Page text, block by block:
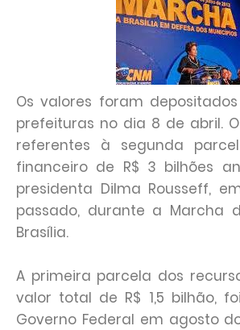
Os valores foram
prefeituras no dia 8 de abril.
referentes à segunda
financeiro de R$ 3 bilhões
presidenta Dilma Rousseff,
passado, durante a Marcha
Brasília.
A primeira parcela dos
valor total de R$ 1,5 bilhão,
Governo Federal em agosto